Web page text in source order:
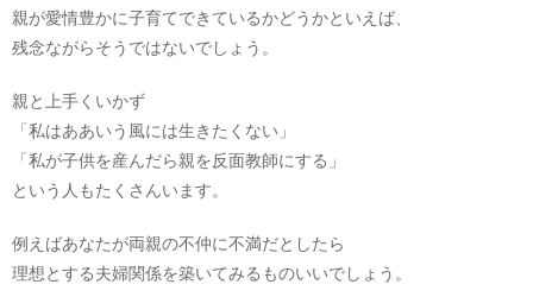
親が愛情豊かに子育てできているかどうかといえば、
残念ながらそうではないでしょう。
親と上手くいかず
「私はああいう風には生きたくない」
「私が子供を産んだら親を反面教師にする」
という人もたくさんいます。
例えばあなたが両親の不仲に不満だとしたら
理想とする夫婦関係を築いてみるものいいでしょう。